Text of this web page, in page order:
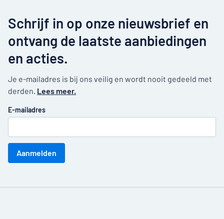
Schrijf in op onze nieuwsbrief en
ontvang de laatste aanbiedingen
en acties.
Je e-mailadres is bij ons veilig en wordt nooit gedeeld met
derden. Lees meer.
E-mailadres
Aanmelden